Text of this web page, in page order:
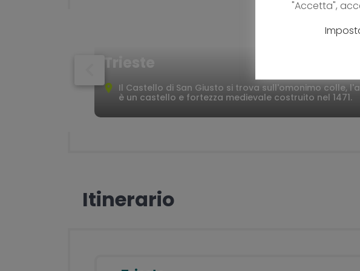
Servizio di assistenza telefonica per
tutta la durata del tour
App per la navigazione
Trieste
Il Castello di San Giusto si trova sull'omonimo colle,
è un castello e fortezza medievale costruito nel 1471.
Itinerario
"Accetta",